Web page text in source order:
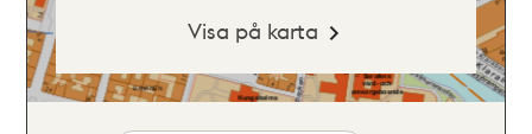
Visa på karta